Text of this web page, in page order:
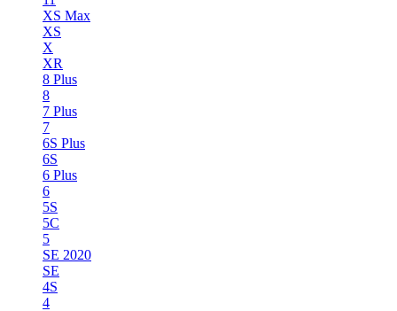
XS Max
XS
X
XR
8 Plus
8
7 Plus
7
6S Plus
6S
6 Plus
6
5S
5C
5
SE 2020
SE
4S
4